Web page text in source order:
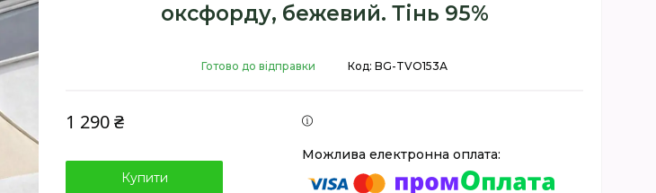
оксфорду, бежевий. Тінь 95%
Готово до відправки Код: BG-TVO153А
1 290 ₴
Купити